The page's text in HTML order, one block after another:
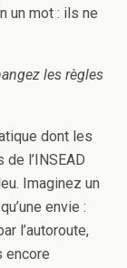
un mot : ils ne
les règles
dont les
l’INSEAD
Imaginez un
envie :
l’autoroute,
encore